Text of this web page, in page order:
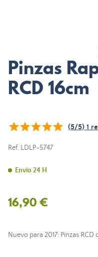
Pinzas
RCD 16cm
(5/5) 1
Ref. LDLP-5747
Envío 24 H
16,90 €
Nuevo para 2017: Pinzas RCD